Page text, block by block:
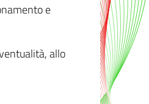
e
allo